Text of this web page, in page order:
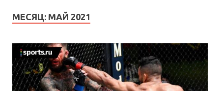
МЕСЯЦ: МАЙ 2021